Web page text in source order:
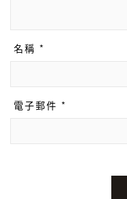
名稱 *
電子郵件 *